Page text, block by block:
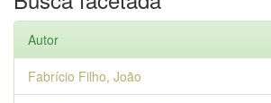
Autor
Fabrício Filho, João